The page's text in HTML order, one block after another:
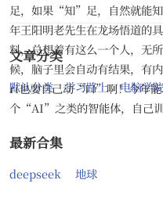
足，如果“知”足，自然就能
年王阳明老先生在龙场悟道的
料，总想着有这么一个人，无
候，脑子里会自动有结果，有
ri也要自己动“口”啊！今年
个“AI”之类的智能体，自己训
文章分类
默认分类 学习路上 电脑学院
最新合集
deepseek 地球